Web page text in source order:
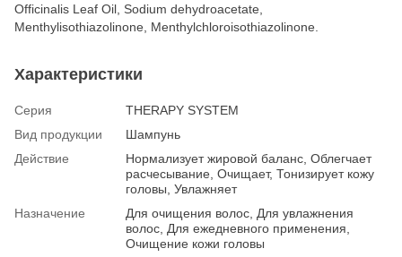
Officinalis Leaf Oil, Sodium dehydroacetate,
Menthylisothiazolinone, Menthylchloroisothiazolinone.
Характеристики
Серия
THERAPY SYSTEM
Вид продукции
Шампунь
Действие
Нормализует жировой баланс, Облегчает
расчесывание, Очищает, Тонизирует кожу
головы, Увлажняет
Назначение
Для очищения волос, Для увлажнения
волос, Для ежедневного применения,
Очищение кожи головы